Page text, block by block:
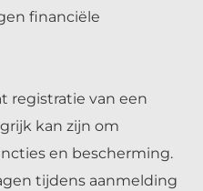
financiële
registratie van een
kan zijn om
en bescherming.
tijdens aanmelding